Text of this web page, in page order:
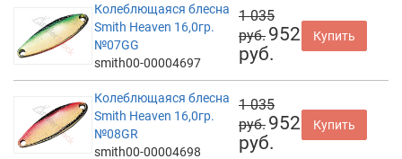
Колеблющаяся блесна
Smith Heaven 16,0гр.
№07GG
smith00-00004697
1 035
руб. 952
руб.
Купить
Колеблющаяся блесна
Smith Heaven 16,0гр.
№08GR
smith00-00004698
1 035
руб. 952
руб.
Купить